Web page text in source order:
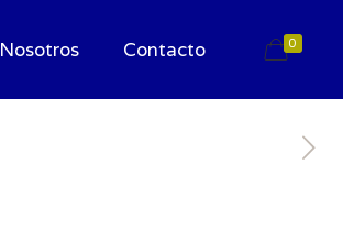
Nosotros Contacto 0